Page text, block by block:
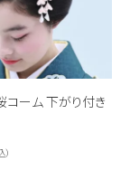
コーム 下がり付き